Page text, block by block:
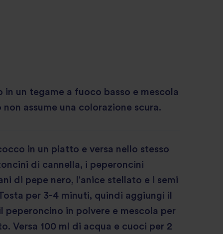
in un tegame a fuoco basso e mescola
assume una colorazione scura.
in un piatto e versa nello stesso
di cannella, i peperoncini
di pepe nero, l'anice stellato e i semi
per 3-4 minuti, quindi aggiungi il
peperoncino in polvere e mescola per
Versa 100 ml di acqua e cuoci per 2